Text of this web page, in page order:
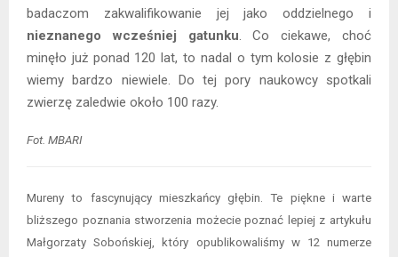
badaczom zakwalifikowanie jej jako oddzielnego i
nieznanego wcześniej gatunku . Co ciekawe, choć
minęło już ponad 120 lat, to nadal o tym kolosie z głębin
wiemy bardzo niewiele. Do tej pory naukowcy spotkali
zwierzę zaledwie około 100 razy.
Fot. MBARI
Mureny to fascynujący mieszkańcy głębin. Te piękne i warte
bliższego poznania stworzenia możecie poznać lepiej z artykułu
Małgorzaty Sobońskiej, który opublikowaliśmy w 12 numerze